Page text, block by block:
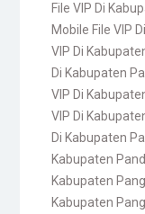
File VIP Di
Mobile File VIP
VIP Di
Di Kabupaten
VIP Di
VIP Di
Di Kabupaten
Kabupaten
Kabupaten
Kabupaten